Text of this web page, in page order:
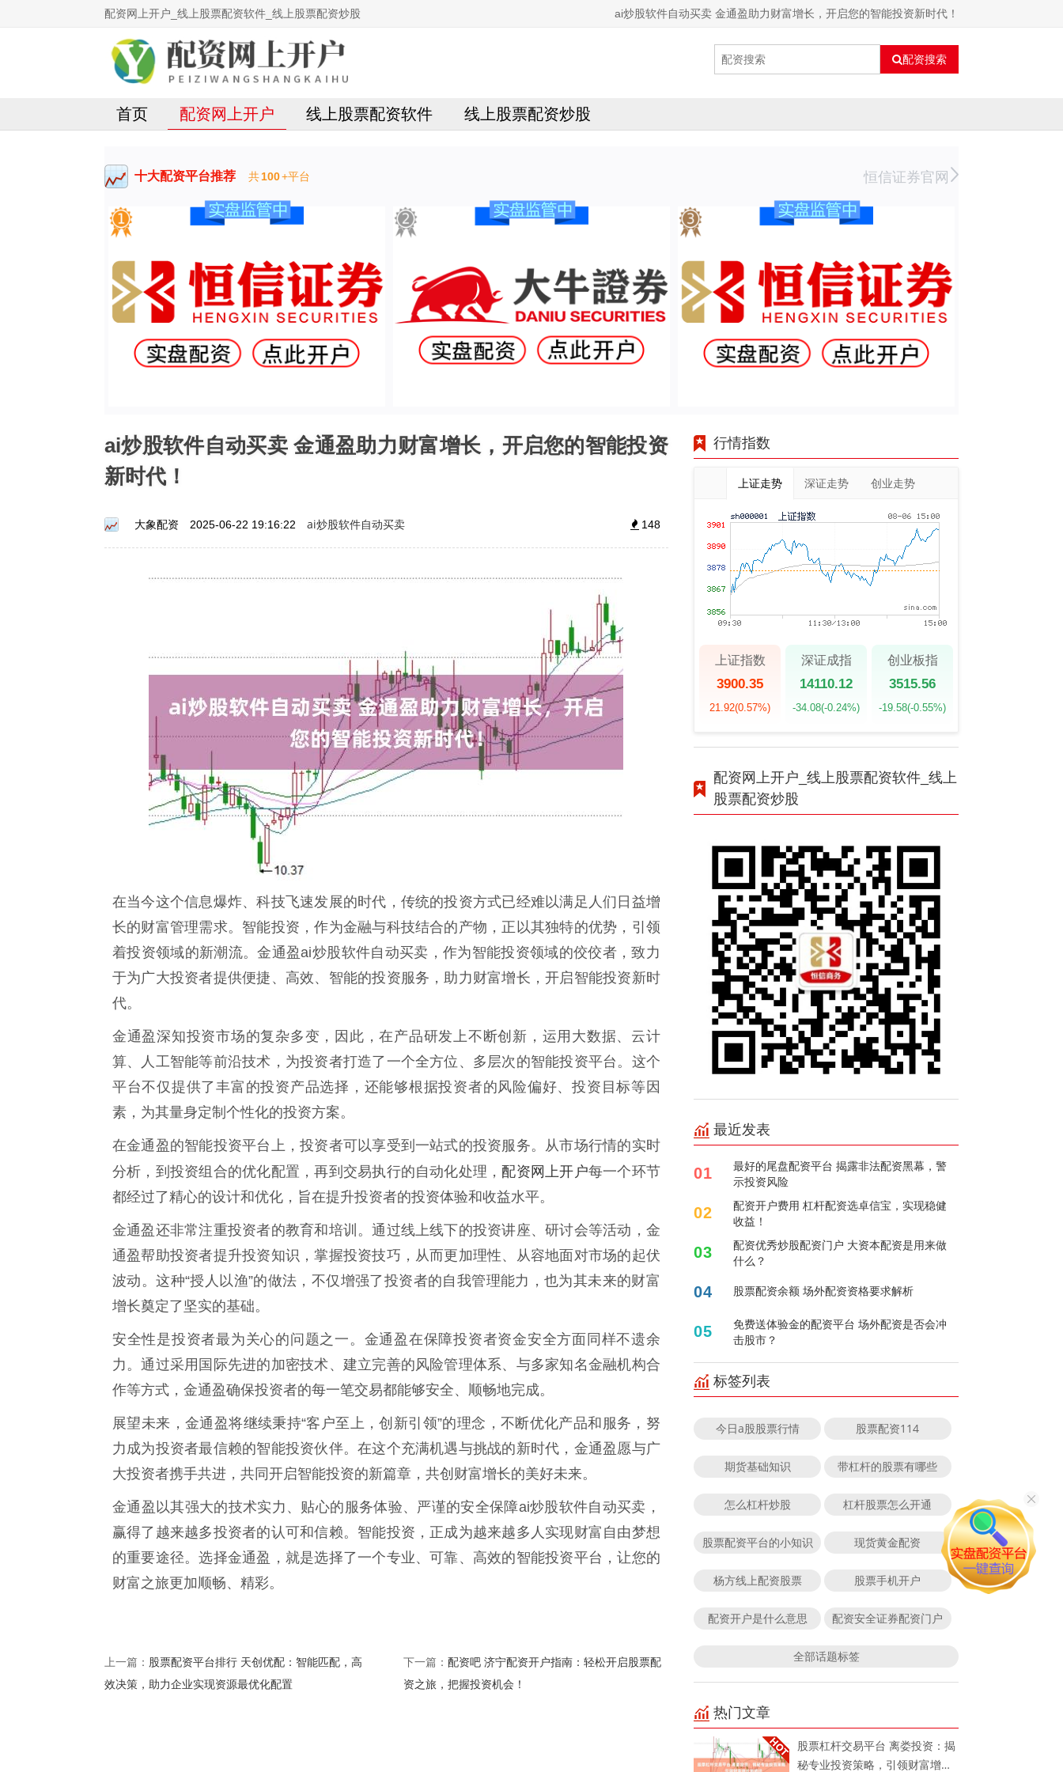
配资网上开户_线上股票配资软件_线上股票配资炒股 ai炒股软件自动买卖 金通盈助力财富增长，开启您的智能投资新时代！
配资搜索
首页 配资网上开户 线上股票配资软件 线上股票配资炒股
十大配资平台推荐 共100+平台 恒信证券官网
ai炒股软件自动买卖 金通盈助力财富增长，开启您的智能投资
新时代！
大象配资 2025-06-22 19:16:22 ai炒股软件自动买卖 148
在当今这个信息爆炸、科技飞速发展的时代，传统的投资方式已经难以满足人们日益增
长的财富管理需求。智能投资，作为金融与科技结合的产物，正以其独特的优势，引领
着投资领域的新潮流。金通盈ai炒股软件自动买卖，作为智能投资领域的佼佼者，致力
于为广大投资者提供便捷、高效、智能的投资服务，助力财富增长，开启智能投资新时
代。
金通盈深知投资市场的复杂多变，因此，在产品研发上不断创新，运用大数据、云计
算、人工智能等前沿技术，为投资者打造了一个全方位、多层次的智能投资平台。这个
平台不仅提供了丰富的投资产品选择，还能够根据投资者的风险偏好、投资目标等因
素，为其量身定制个性化的投资方案。
在金通盈的智能投资平台上，投资者可以享受到一站式的投资服务。从市场行情的实时
分析，到投资组合的优化配置，再到交易执行的自动化处理，配资网上开户每一个环节
都经过了精心的设计和优化，旨在提升投资者的投资体验和收益水平。
金通盈还非常注重投资者的教育和培训。通过线上线下的投资讲座、研讨会等活动，金
通盈帮助投资者提升投资知识，掌握投资技巧，从而更加理性、从容地面对市场的起伏
波动。这种“授人以渔”的做法，不仅增强了投资者的自我管理能力，也为其未来的财富
增长奠定了坚实的基础。
安全性是投资者最为关心的问题之一。金通盈在保障投资者资金安全方面同样不遗余
力。通过采用国际先进的加密技术、建立完善的风险管理体系、与多家知名金融机构合
作等方式，金通盈确保投资者的每一笔交易都能够安全、顺畅地完成。
展望未来，金通盈将继续秉持“客户至上，创新引领”的理念，不断优化产品和服务，努
力成为投资者最信赖的智能投资伙伴。在这个充满机遇与挑战的新时代，金通盈愿与广
大投资者携手共进，共同开启智能投资的新篇章，共创财富增长的美好未来。
金通盈以其强大的技术实力、贴心的服务体验、严谨的安全保障ai炒股软件自动买卖，
赢得了越来越多投资者的认可和信赖。智能投资，正成为越来越多人实现财富自由梦想
的重要途径。选择金通盈，就是选择了一个专业、可靠、高效的智能投资平台，让您的
财富之旅更加顺畅、精彩。
上一篇： 股票配资平台排行 天创优配：智能匹配，高
效决策，助力企业实现资源最优化配置
下一篇： 配资吧 济宁配资开户指南：轻松开启股票配
资之旅，把握投资机会！
行情指数
上证走势 深证走势 创业走势
上证指数
3900.35
21.92(0.57%)
深证成指
14110.12
-34.08(-0.24%)
创业板指
3515.56
-19.58(-0.55%)
配资网上开户_线上股票配资软件_线上
股票配资炒股
最近发表
01
最好的尾盘配资平台 揭露非法配资黑幕，警
示投资风险
02
配资开户费用 杠杆配资选卓信宝，实现稳健
收益！
03
配资优秀炒股配资门户 大资本配资是用来做
什么？
04 股票配资余额 场外配资资格要求解析
05
免费送体验金的配资平台 场外配资是否会冲
击股市？
标签列表
今日a股股票行情 股票配资114
期货基础知识 带杠杆的股票有哪些
怎么杠杆炒股 杠杆股票怎么开通
股票配资平台的小知识 现货黄金配资
杨方线上配资股票 股票手机开户
配资开户是什么意思 配资安全证券配资门户
全部话题标签
热门文章
股票杠杆交易平台 离娄投资：揭
秘专业投资策略，引领财富增长